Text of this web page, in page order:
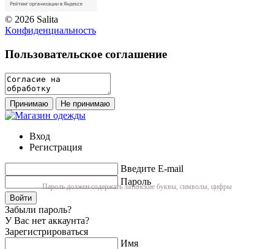
© 2026 Salita
Кoнфидeнциaльнoсть
Пользовательское соглашение
Принимаю Не принимаю
Вход
Регистрация
Введите E-mail
Пароль
Пароль должен содержать латинские буквы, символы, цифры
Войти
Забыли пароль?
У Вас нет аккаунта?
Зарегистрироваться
Имя